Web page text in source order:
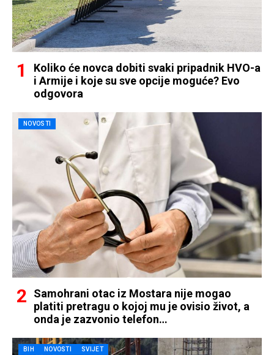
Koliko će novca dobiti svaki pripadnik HVO-a
i Armije i koje su sve opcije moguće? Evo
odgovora
NOVOSTI
Samohrani otac iz Mostara nije mogao
platiti pretragu o kojoj mu je ovisio život, a
onda je zazvonio telefon…
BIH NOVOSTI SVIJET